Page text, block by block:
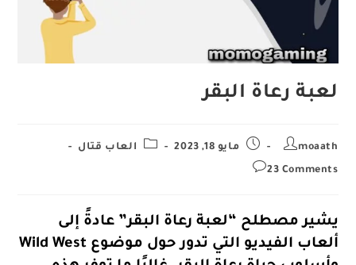
لعبة رعاة البقر
Post
moaath
Post
published:
مايو 18, 2023
Post العاب قتال
Post
23 Comments
يشير مصطلح “لعبة رعاة البقر” عادةً إلى
ألعاب الفيديو التي تدور حول موضوع Wild West